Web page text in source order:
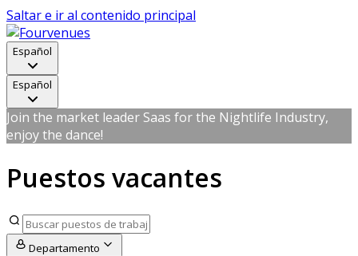
Saltar e ir al contenido principal
Español
Español
Join the market leader Saas for the Nightlife Industry,
enjoy the dance!
Puestos vacantes
Departamento